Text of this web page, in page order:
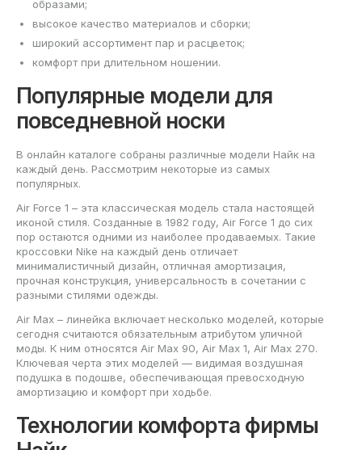
образами;
высокое качество материалов и сборки;
широкий ассортимент пар и расцветок;
комфорт при длительном ношении.
Популярные модели для
повседневной носки
В онлайн каталоге собраны различные модели Найк на
каждый день. Рассмотрим некоторые из самых
популярных.
Air Force 1 – эта классическая модель стала настоящей
иконой стиля. Созданные в 1982 году, Air Force 1 до сих
пор остаются одними из наиболее продаваемых. Такие
кроссовки Nike на каждый день отличает
минималистичный дизайн, отличная амортизация,
прочная конструкция, универсальность в сочетании с
разными стилями одежды.
Air Max – линейка включает несколько моделей, которые
сегодня считаются обязательным атрибутом уличной
моды. К ним относятся Air Max 90, Air Max 1, Air Max 270.
Ключевая черта этих моделей — видимая воздушная
подушка в подошве, обеспечивающая превосходную
амортизацию и комфорт при ходьбе.
Технологии комфорта фирмы